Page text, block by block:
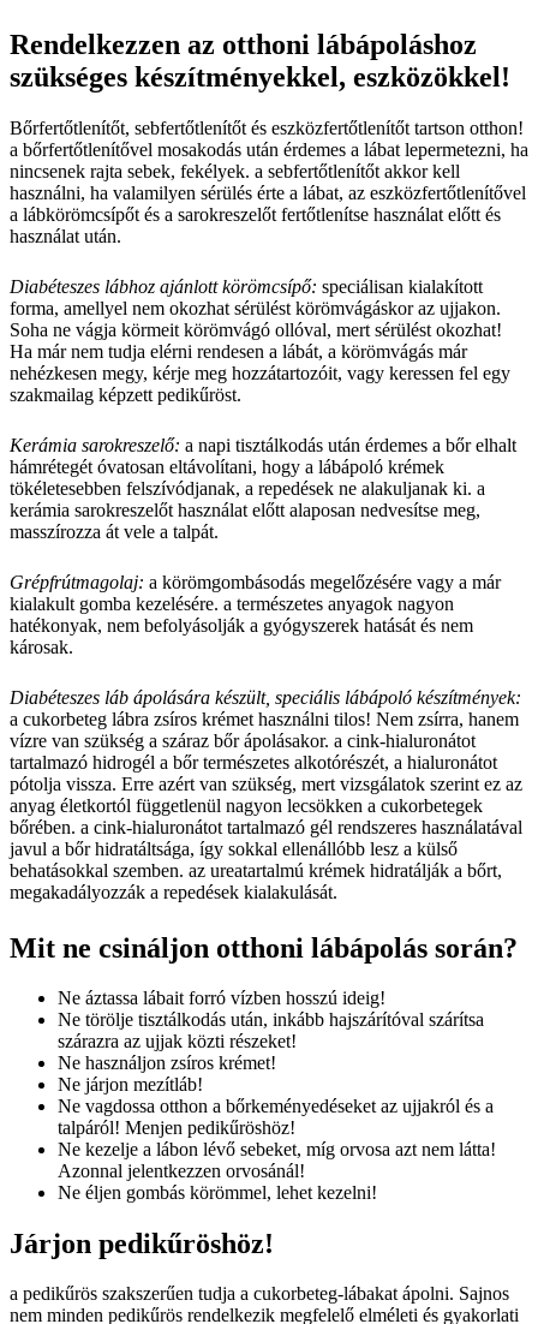
Rendelkezzen az otthoni lábápoláshoz
szükséges készítményekkel, eszközökkel!
Bőrfertőtlenítőt, sebfertőtlenítőt és eszközfertőtlenítőt tartson otthon!
a bőrfertőtlenítővel mosakodás után érdemes a lábat lepermetezni, ha
nincsenek rajta sebek, fekélyek. a sebfertőtlenítőt akkor kell
használni, ha valamilyen sérülés érte a lábat, az eszközfertőtlenítővel
a lábkörömcsípőt és a sarokreszelőt fertőtlenítse használat előtt és
használat után.
Diabéteszes lábhoz ajánlott körömcsípő: speciálisan kialakított
forma, amellyel nem okozhat sérülést körömvágáskor az ujjakon.
Soha ne vágja körmeit körömvágó ollóval, mert sérülést okozhat!
Ha már nem tudja elérni rendesen a lábát, a körömvágás már
nehézkesen megy, kérje meg hozzátartozóit, vagy keressen fel egy
szakmailag képzett pedikűröst.
Kerámia sarokreszelő: a napi tisztálkodás után érdemes a bőr elhalt
hámrétegét óvatosan eltávolítani, hogy a lábápoló krémek
tökéletesebben felszívódjanak, a repedések ne alakuljanak ki. a
kerámia sarokreszelőt használat előtt alaposan nedvesítse meg,
masszírozza át vele a talpát.
Grépfrútmagolaj: a körömgombásodás megelőzésére vagy a már
kialakult gomba kezelésére. a természetes anyagok nagyon
hatékonyak, nem befolyásolják a gyógyszerek hatását és nem
károsak.
Diabéteszes láb ápolására készült, speciális lábápoló készítmények:
a cukorbeteg lábra zsíros krémet használni tilos! Nem zsírra, hanem
vízre van szükség a száraz bőr ápolásakor. a cink-hialuronátot
tartalmazó hidrogél a bőr természetes alkotórészét, a hialuronátot
pótolja vissza. Erre azért van szükség, mert vizsgálatok szerint ez az
anyag életkortól függetlenül nagyon lecsökken a cukorbetegek
bőrében. a cink-hialuronátot tartalmazó gél rendszeres használatával
javul a bőr hidratáltsága, így sokkal ellenállóbb lesz a külső
behatásokkal szemben. az ureatartalmú krémek hidratálják a bőrt,
megakadályozzák a repedések kialakulását.
Mit ne csináljon otthoni lábápolás során?
Ne áztassa lábait forró vízben hosszú ideig!
Ne törölje tisztálkodás után, inkább hajszárítóval szárítsa
szárazra az ujjak közti részeket!
Ne használjon zsíros krémet!
Ne járjon mezítláb!
Ne vagdossa otthon a bőrkeményedéseket az ujjakról és a
talpáról! Menjen pedikűröshöz!
Ne kezelje a lábon lévő sebeket, míg orvosa azt nem látta!
Azonnal jelentkezzen orvosánál!
Ne éljen gombás körömmel, lehet kezelni!
Járjon pedikűröshöz!
a pedikűrös szakszerűen tudja a cukorbeteg-lábakat ápolni. Sajnos
nem minden pedikűrös rendelkezik megfelelő elméleti és gyakorlati